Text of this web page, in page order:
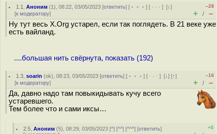
1.1 ,Аноним (1), 08:22, 03/05/2023 [ответить] [ ﹢﹢﹢] [ · · ·][↓]
[к модератору]
–28
+ / –
Ну тут весь X.Org устарел, если так поглядеть. В 21 веке уже
есть вайланд.
....большая нить свёрнута, показать (192)
1.3 ,soarin (ok), 08:23, 03/05/2023 [ответить] [ ﹢﹢﹢] [ · · ·][↓] [↑]
[к модератору]
–16
+ / –
Да, давно надо там повыкидывать кучу всего
устаревшего.
Тем более что и сами иксы…
2.5 ,Аноним (5), 08:29, 03/05/2023 [^] [^^] [^^^] [ответить]
+5